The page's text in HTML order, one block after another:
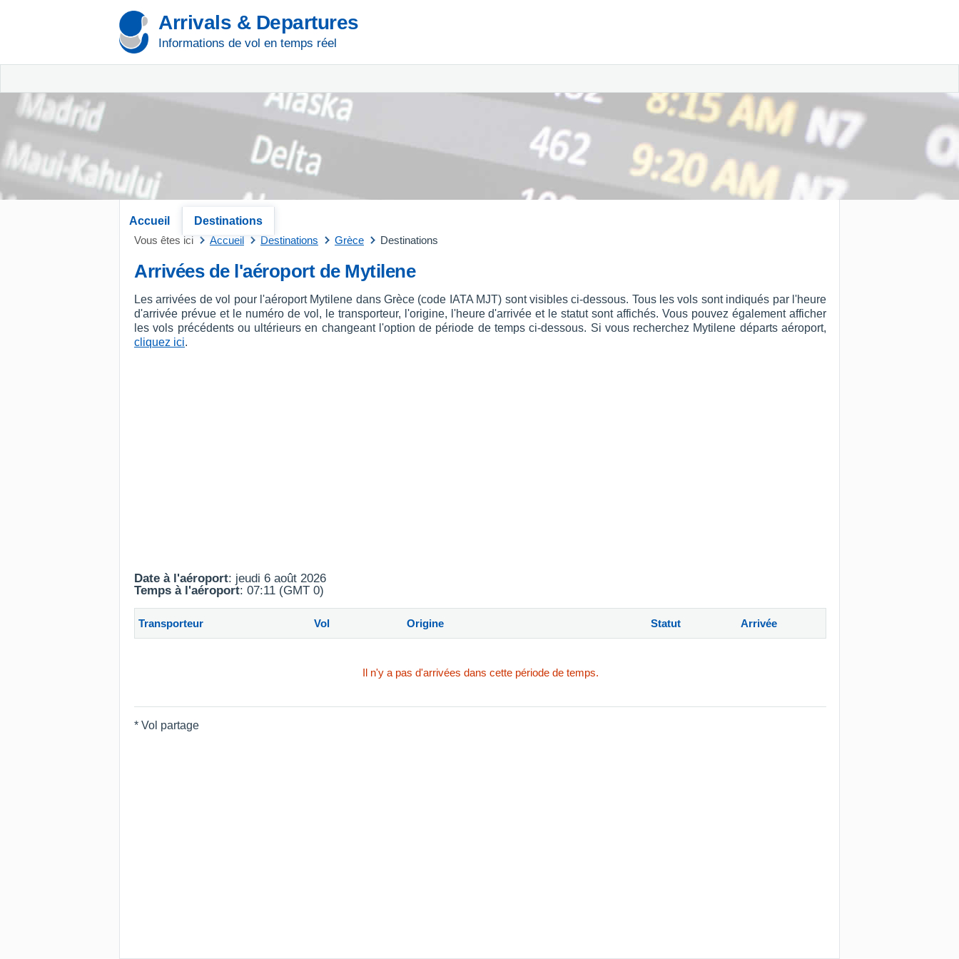
Arrivals & Departures
Informations de vol en temps réel
Accueil
Destinations
Vous êtes ici
Accueil Destinations Grèce Destinations
Arrivées de l'aéroport de Mytilene
Les arrivées de vol pour l'aéroport Mytilene dans Grèce (code IATA MJT) sont visibles ci-dessous. Tous les vols sont indiqués par l'heure
d'arrivée prévue et le numéro de vol, le transporteur, l'origine, l'heure d'arrivée et le statut sont affichés. Vous pouvez également afficher
les vols précédents ou ultérieurs en changeant l'option de période de temps ci-dessous. Si vous recherchez Mytilene départs aéroport,
cliquez ici.
Date à l'aéroport: jeudi 6 août 2026
Temps à l'aéroport: 07:11 (GMT 0)
Transporteur Vol Origine Statut Arrivée
Il n'y a pas d'arrivées dans cette période de temps.
* Vol partage